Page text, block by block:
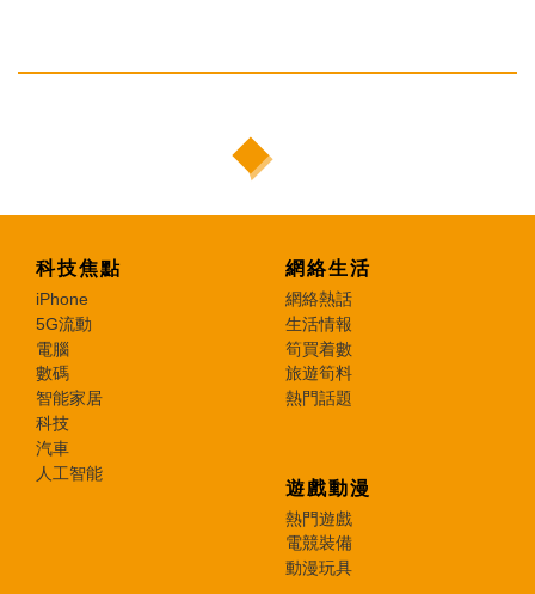
科技焦點
iPhone
5G流動
電腦
數碼
智能家居
科技
汽車
人工智能
網絡生活
網絡熱話
生活情報
筍買着數
旅遊筍料
熱門話題
遊戲動漫
熱門遊戲
電競裝備
動漫玩具